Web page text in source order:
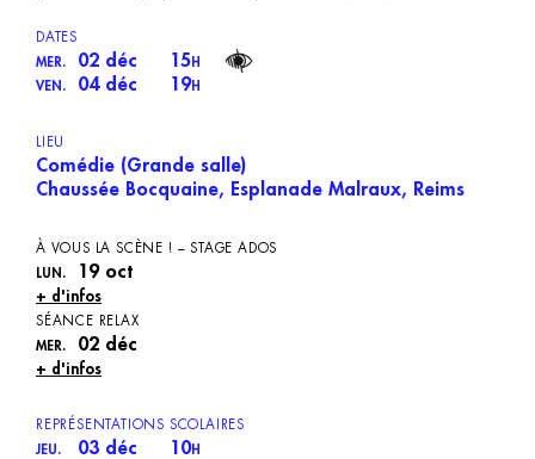
DATES
MER.
02 déc 15H
VEN.
04 déc 19H
LIEU
Comédie (Grande salle)
Chaussée Bocquaine, Esplanade Malraux, Reims
À VOUS LASCÈNE ! – S TAGE A DOS
LUN.
19 oct
+ d'infos
S ÉANCE R ELAX
MER.
02 déc
+ d'infos
REPRÉSENTATIONS SCOLAIRES
JEU.
03 déc 10H